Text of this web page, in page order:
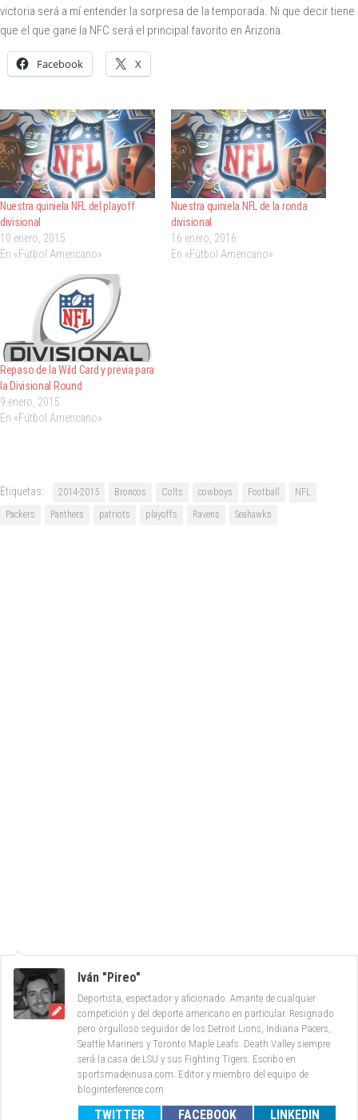
victoria será a mí entender la sorpresa de la temporada. Ni que decir tiene
que el que gane la NFC será el principal favorito en Arizona.
Facebook X
Nuestra quiniela NFL del playoff
divisional
10 enero, 2015
En «Fútbol Americano»
Nuestra quiniela NFL de la ronda
divisional
16 enero, 2016
En «Fútbol Americano»
Repaso de la Wild Card y previa para
la Divisional Round
9 enero, 2015
En «Fútbol Americano»
Etiquetas: 2014-2015 Broncos Colts cowboys Football
NFL
Packers
Panthers patriots playoffs Ravens Seahawks
Iván "Pireo"
Deportista, espectador y aficionado. Amante de cualquier
competición y del deporte americano en particular. Resignado
pero orgulloso seguidor de los Detroit Lions, Indiana Pacers,
Seattle Mariners y Toronto Maple Leafs. Death Valley siempre
será la casa de LSU y sus Fighting Tigers. Escribo en
sportsmadeinusa.com. Editor y miembro del equipo de
bloginterference.com
TWITTER FACEBOOK LINKEDIN